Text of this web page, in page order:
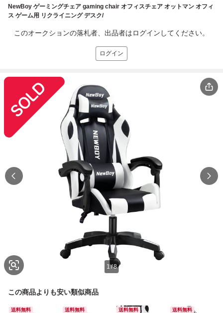
NewBoy ゲーミングチェア gaming chair オフィスチェア オットマン オフィ
ス ゲーム用 リクライニング デスク/
このオークションの落札者、出品者はログインしてください。
ログイン
1/8
この商品よりも安い類似商品
送料無料 送料無料 送料無料 送料無料